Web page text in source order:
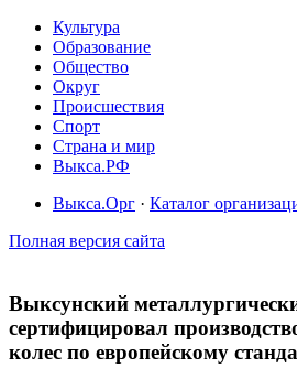
Культура
Образование
Общество
Округ
Происшествия
Спорт
Страна и мир
Выкса.РФ
Выкса.Орг · Каталог
Полная версия сайта
Выксунский
сертифицировал
колес по европейскому